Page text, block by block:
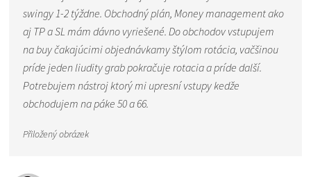
swingy 1-2 týždne. Obchodný plán, Money management ako
aj TP a SL mám dávno vyriešené. Do obchodov vstupujem
na buy čakajúcimi objednávkamy štýlom rotácia, vačšinou
príde jeden liudity grab pokračuje rotacia a príde další.
Potrebujem nástroj ktorý mi upresní vstupy kedže
obchodujem na páke 50 a 66.
Přiložený obrázek